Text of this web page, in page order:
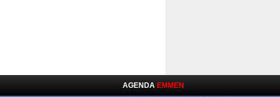
AGENDA EMMEN